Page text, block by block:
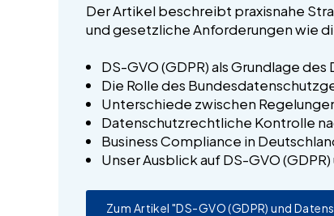
Der Artikel beschreibt praxisnahe
und gesetzliche Anforderungen wie
DS-GVO (GDPR) als Grundlage
Die Rolle des
Unterschiede zwischen
Datenschutzrechtliche Kontrolle
Business Compliance in
Unser Ausblick auf DS-GVO
Zum Artikel "DS-GVO (GDPR) und